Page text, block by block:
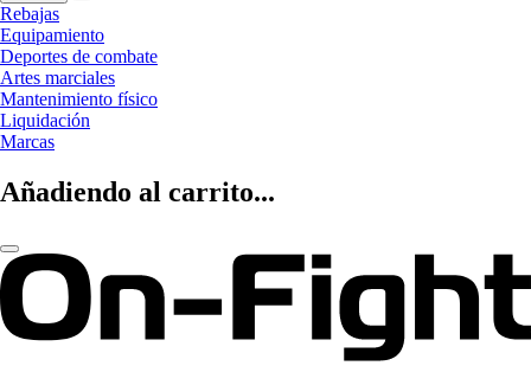
Rebajas
Equipamiento
Deportes de combate
Artes marciales
Mantenimiento físico
Liquidación
Marcas
Añadiendo al carrito...